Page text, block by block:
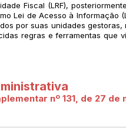
Fiscal (LRF),
Lei de Acesso à Informação
por suas unidades
regras e ferramentas que
nº 131, de 27